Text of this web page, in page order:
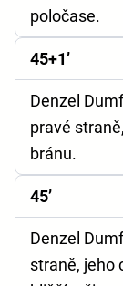
poločase.
45+1’
Denzel
pravé
bránu.
45’
Denzel
straně, jeho